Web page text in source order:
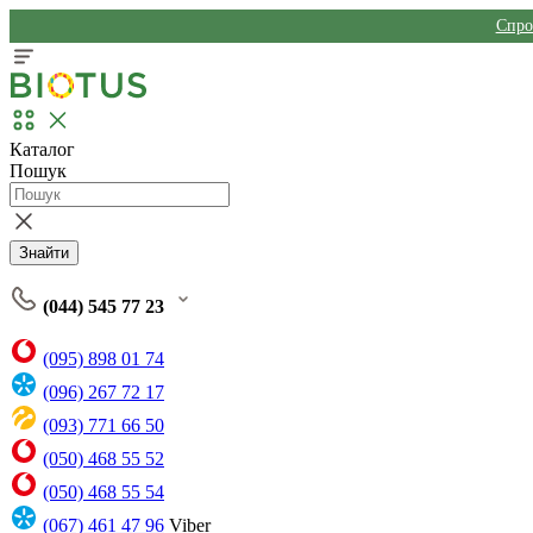
Каталог
Пошук
Знайти
(044) 545 77 23
(095) 898 01 74
(096) 267 72 17
(093) 771 66 50
(050) 468 55 52
(050) 468 55 54
(067) 461 47 96 Viber